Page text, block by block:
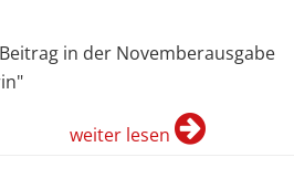
in der Novemberausgabe
weiter lesen